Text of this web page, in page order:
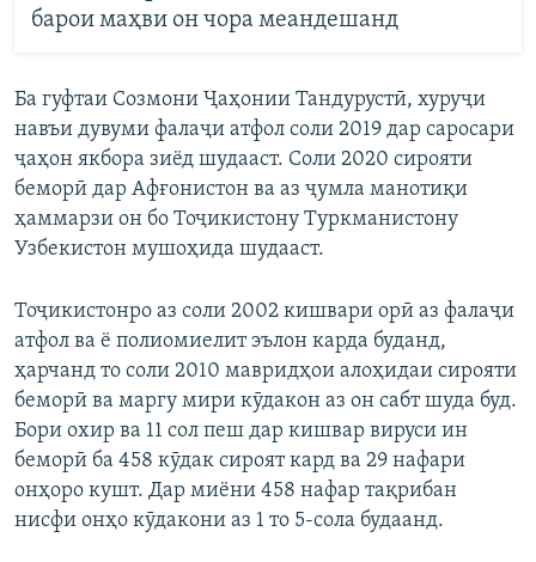
барои маҳви он чора меандешанд
Ба гуфтаи Созмони Ҷаҳонии Тандурустӣ, хуруҷи
навъи дувуми фалаҷи атфол соли 2019 дар саросари
ҷаҳон якбора зиёд шудааст. Соли 2020 сирояти
беморӣ дар Афғонистон ва аз ҷумла манотиқи
ҳаммарзи он бо Тоҷикистону Туркманистону
Узбекистон мушоҳида шудааст.
Тоҷикистонро аз соли 2002 кишвари орӣ аз фалаҷи
атфол ва ё полиомиелит эълон карда буданд,
ҳарчанд то соли 2010 мавридҳои алоҳидаи сирояти
беморӣ ва маргу мири кӯдакон аз он сабт шуда буд.
Бори охир ва 11 сол пеш дар кишвар вируси ин
беморӣ ба 458 кӯдак сироят кард ва 29 нафари
онҳоро кушт. Дар миёни 458 нафар тақрибан
нисфи онҳо кӯдакони аз 1 то 5-сола будаанд.